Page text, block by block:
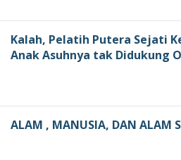
Kalah, Pelatih Putera Sejati
Anak Asuhnya tak Didukung
ALAM , MANUSIA, DAN ALAM